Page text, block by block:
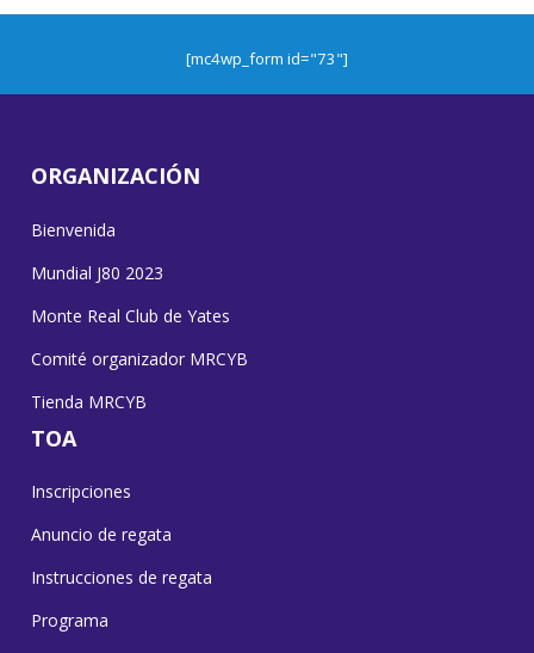
[mc4wp_form id="73"]
ORGANIZACIÓN
Bienvenida
Mundial J80 2023
Monte Real Club de Yates
Comité organizador MRCYB
Tienda MRCYB
TOA
Inscripciones
Anuncio de regata
Instrucciones de regata
Programa